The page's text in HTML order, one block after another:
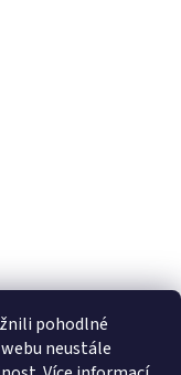
pohodlné
neustále